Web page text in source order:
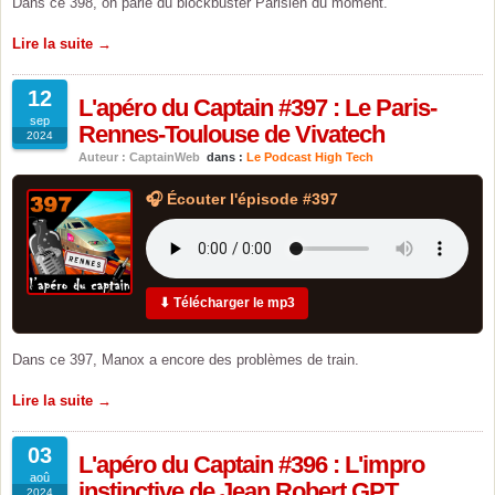
Lire la suite →
12
sep
2024
L'apéro du Captain #397 : Le Paris-
Rennes-Toulouse de Vivatech
Auteur : CaptainWeb dans : Le Podcast High Tech
🎧 Écouter l'épisode #397
⬇ Télécharger le mp3
Dans ce 397, Manox a encore des problèmes de train.
Lire la suite →
03
aoû
2024
L'apéro du Captain #396 : L'impro